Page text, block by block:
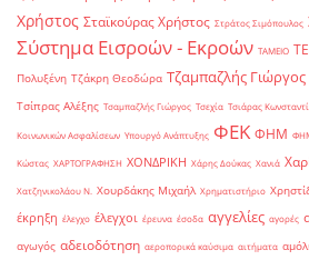
Χρήστος Σταϊκούρας Χρήστος Στράτος Σιμόπουλος
Σύστημα Εισροών - Εκροών ΤΑΜΕΙΟ
Πολυξένη Τζάκρη Θεοδώρα Τζαμπαζλής Γιώργος
Τσίπρας Αλέξης Τσαμπαζλής Γιώργος Τσεχία Τσιάρας
Κοινωνικών Ασφαλίσεων Υπουργό Ανάπτυξης ΦΕΚ ΦΗΜ
Κώστας ΧΑΡΤΟΓΡΑΦΗΣΗ ΧΟΝΔΡΙΚΗ Χάρης Δούκας Χανιά
Χατζηνικολάου Ν. Χουρδάκης Μιχαήλ Χρηματιστήριο
έκρηξη έλεγχο έλεγχοι έρευνα έσοδα αγγελίες αγορές
αγωγός αδειοδότηση αεροπορικά καύσιμα αιτήματα